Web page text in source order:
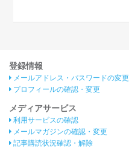
登録情報
メールアドレス・パスワードの変更
プロフィールの確認・変更
メディアサービス
利用サービスの確認
メールマガジンの確認・変更
記事購読状況確認・解除